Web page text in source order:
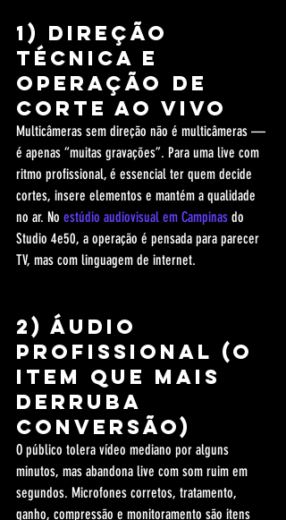
1) Direção
técnica e
operação de
corte ao vivo
Multicâmeras sem direção não é multicâmeras —
é apenas “muitas gravações”. Para uma live com
ritmo profissional, é essencial ter quem decide
cortes, insere elementos e mantém a qualidade
no ar. No estúdio audiovisual em Campinas do
Studio 4e50, a operação é pensada para parecer
TV, mas com linguagem de internet.
2) Áudio
profissional (o
item que mais
derruba
conversão)
O público tolera vídeo mediano por alguns
minutos, mas abandona live com som ruim em
segundos. Microfones corretos, tratamento,
ganho, compressão e monitoramento são itens